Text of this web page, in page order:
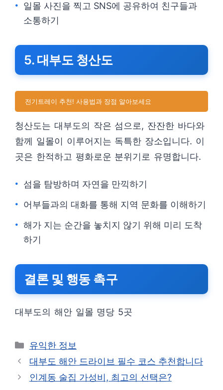
일몰 사진을 찍고 SNS에 공유하여 친구들과
소통하기
5. 대부도 청산도
전기트레이 추천! 사용법과 장점 알아보세요
청산도는 대부도의 작은 섬으로, 잔잔한 바다와
함께 일몰이 이루어지는 독특한 장소입니다. 이
곳은 한적하고 평화로운 분위기로 유명합니다.
섬을 탐방하며 자연을 만끽하기
어부들과의 대화를 통해 지역 문화를 이해하기
해가 지는 순간을 놓치지 않기 위해 미리 도착
하기
결론 및 행동 촉구
대부도의 해안 일몰 명당 5곳
카
테
리
유익한 정보
대부도 해안 드라이브 필수 코스 추천합니다
인계동 술집 가성비, 최고의 선택은?